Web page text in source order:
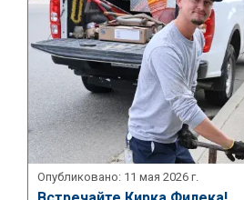
Опубликовано: 11 мая 2026 г.